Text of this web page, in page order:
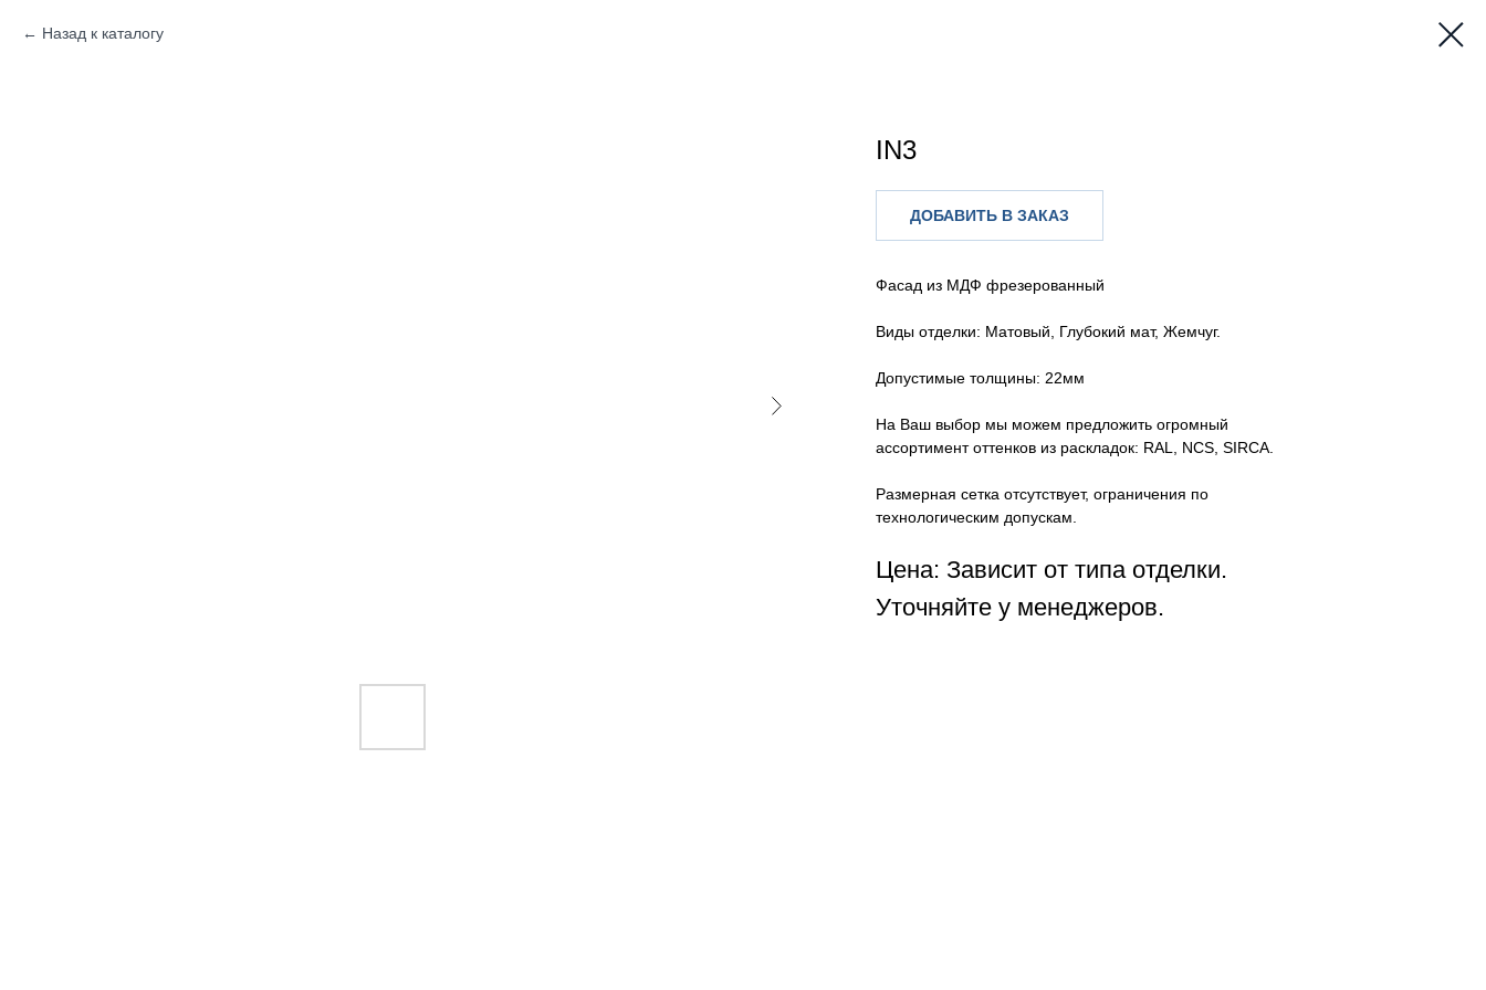
Назад к каталогу
IN3
ДОБАВИТЬ В ЗАКАЗ
Фасад из МДФ фрезерованный
Виды отделки: Матовый, Глубокий мат, Жемчуг.
Допустимые толщины: 22мм
На Ваш выбор мы можем предложить огромный
ассортимент оттенков из раскладок: RAL, NCS, SIRCA.
Размерная сетка отсутствует, ограничения по
технологическим допускам.
Цена: Зависит от типа отделки.
Уточняйте у менеджеров.